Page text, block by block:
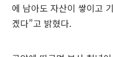
에 남아도 자산이 쌓이고
겠다”고 밝혔다.